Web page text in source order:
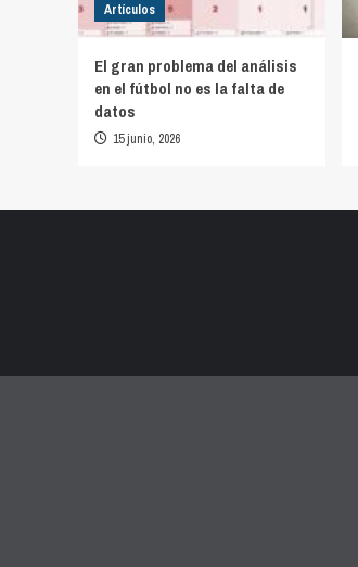
Artículos
El gran problema del análisis
en el fútbol no es la falta de
datos
15 junio, 2026